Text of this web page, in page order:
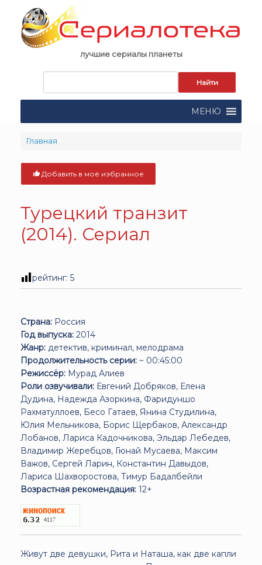
content
лучшие сериалы планеты
поиска:
МЕНЮ
Главная
Добавить в моё избранное
Турецкий транзит
(2014). Сериал
рейтинг: 5
Страна: Россия
Год выпуска: 2014
Жанр: детектив, криминал, мелодрама
Продолжительность серии: ~ 00:45:00
Режиссёр: Мурад Алиев
Роли озвучивали: Евгений Добряков, Елена
Дудина, Надежда Азоркина, Фаридуншо
Рахматуллоев, Бесо Гатаев, Янина Студилина,
Юлия Мельникова, Борис Щербаков, Александр
Лобанов, Лариса Кадочникова, Эльдар Лебедев,
Владимир Жеребцов, Гюнай Мусаева, Максим
Важов, Сергей Ларин, Константин Давыдов,
Лариса Шахворостова, Тимур Бадалбейли
Возрастная рекомендация: 12+
Живут две девушки, Рита и Наташа, как две капли